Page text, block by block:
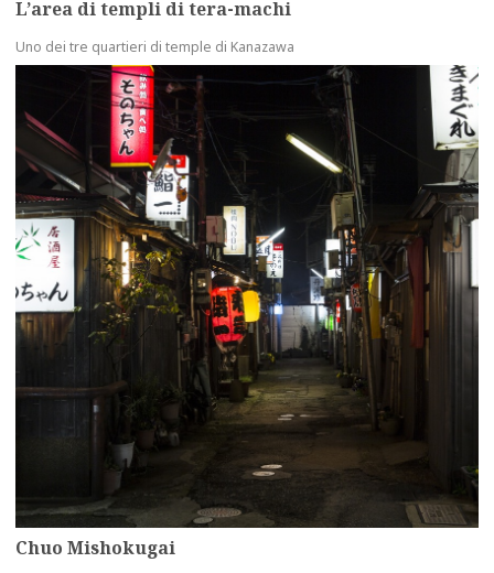
L’area di templi di tera-machi
Uno dei tre quartieri di temple di Kanazawa
Chuo Mishokugai